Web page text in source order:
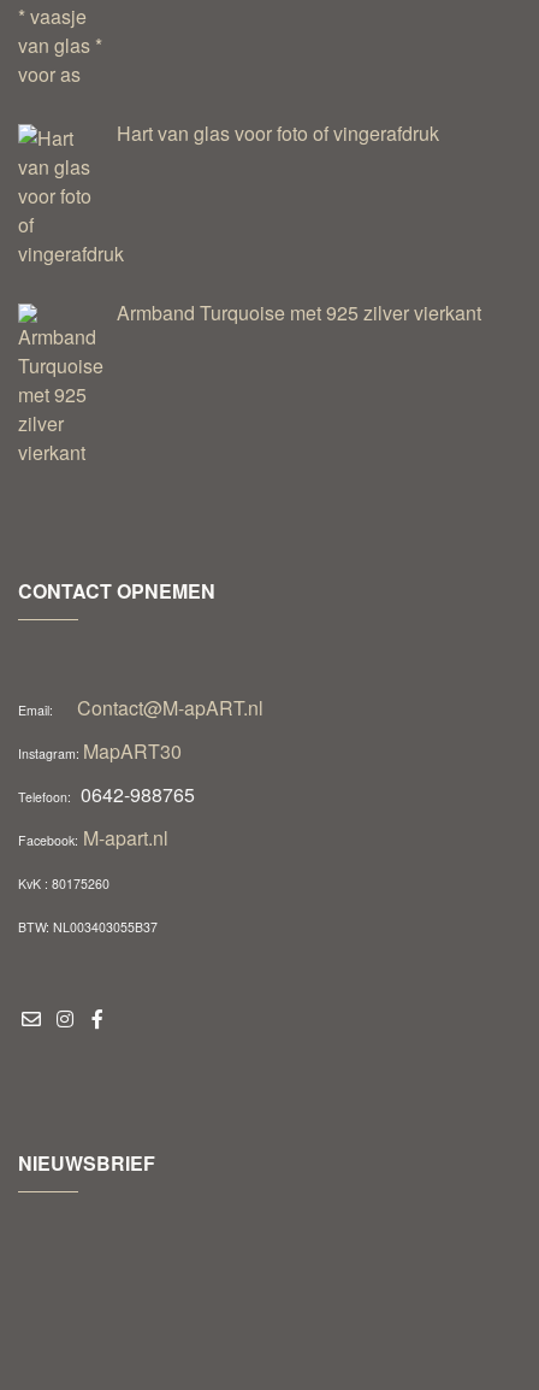
Hart van glas voor foto of vingerafdruk
Armband Turquoise met 925 zilver vierkant
CONTACT OPNEMEN
Email: Contact@M-apART.nl
Instagram: MapART30
Telefoon: 0642-988765
Facebook: M-apart.nl
KvK : 80175260
BTW: NL003403055B37
NIEUWSBRIEF